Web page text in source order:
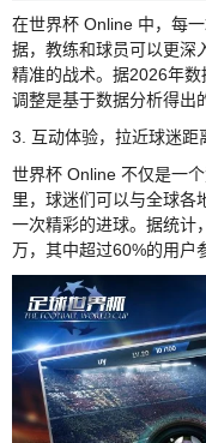
在世界杯 Online 中，每
据，教练和球员可以更深
精准的战术。据2026年
调整是基于数据分析得出
3. 互动体验，拉近球迷距
世界杯 Online 不仅是一
里，球迷们可以与全球各
一次精彩的进球。据统计
万，其中超过60%的用户